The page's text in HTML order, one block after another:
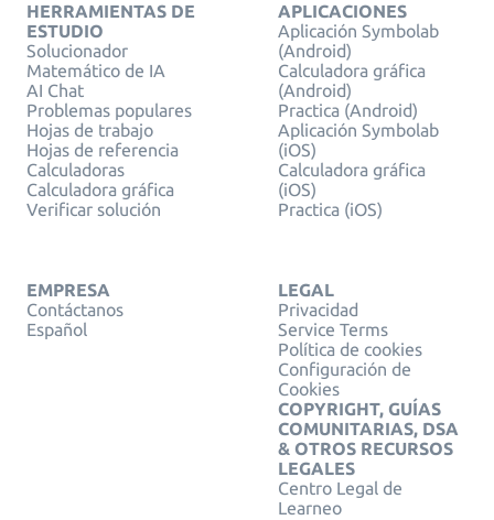
HERRAMIENTAS DE
ESTUDIO
Solucionador
Matemático de IA
AI Chat
Problemas populares
Hojas de trabajo
Hojas de referencia
Calculadoras
Calculadora gráfica
Verificar solución
APLICACIONES
Aplicación Symbolab
(Android)
Calculadora gráfica
(Android)
Practica (Android)
Aplicación Symbolab
(iOS)
Calculadora gráfica
(iOS)
Practica (iOS)
EMPRESA
Contáctanos
Español
LEGAL
Privacidad
Service Terms
Política de cookies
Configuración de
Cookies
COPYRIGHT, GUÍAS
COMUNITARIAS, DSA
& OTROS RECURSOS
LEGALES
Centro Legal de
Learneo